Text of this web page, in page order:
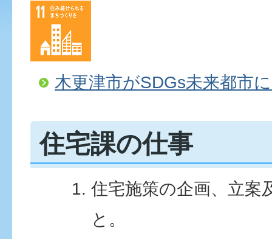
木更津市がSDGs未来都市
住宅課の仕事
住宅施策の企画、立案
と。